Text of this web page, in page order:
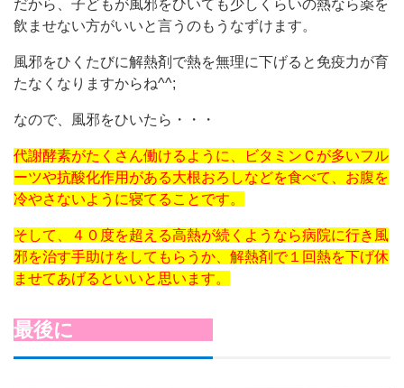
だから、子どもが風邪をひいても少しくらいの熱なら薬を
飲ませない方がいいと言うのもうなずけます。
風邪をひくたびに解熱剤で熱を無理に下げると免疫力が育
たなくなりますからね^^;
なので、風邪をひいたら・・・
代謝酵素がたくさん働けるように、ビタミンＣが多いフル
ーツや抗酸化作用がある大根おろしなどを食べて、お腹を
冷やさないように寝てることです。
そして、４０度を超える高熱が続くようなら病院に行き風
邪を治す手助けをしてもらうか、解熱剤で１回熱を下げ休
ませてあげるといいと思います。
最後に